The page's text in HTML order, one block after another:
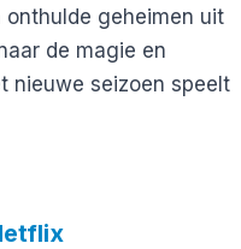
geheimen uit
de magie en
nieuwe seizoen speelt